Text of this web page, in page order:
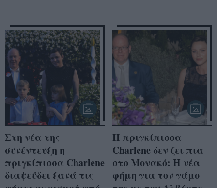
Στη νέα της
συνέντευξη η
πριγκίπισσα Charlene
διαψεύδει ξανά τις
Η πριγκίπισσα
Charlene δεν ζει πια
στο Μονακό: Η νέα
φήμη για τον γάμο